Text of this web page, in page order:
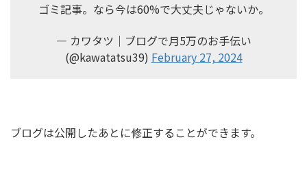
ゴミ記事。なら今は60%で大丈夫じゃないか。
— カワタツ｜ブログで月5万のお手伝い
(@kawatatsu39) February 27, 2024
ブログは公開したあとに修正することができます。